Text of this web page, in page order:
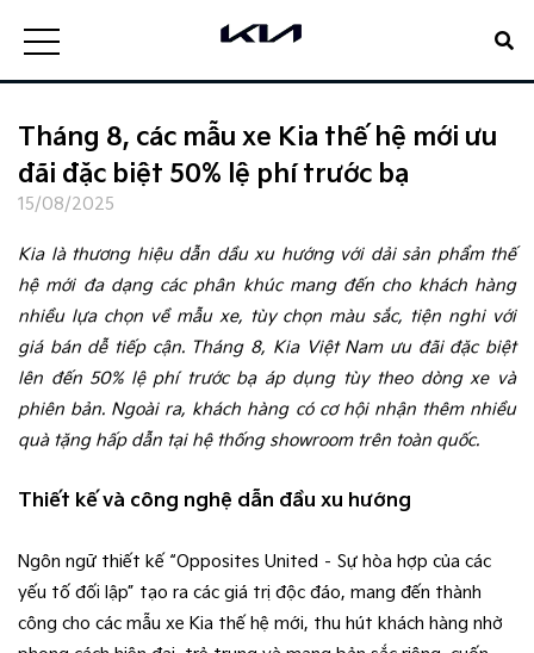
Tháng 8, các mẫu xe Kia thế hệ mới ưu
đãi đặc biệt 50% lệ phí trước bạ
15/08/2025
Kia là thương hiệu dẫn dầu xu hướng với dải sản phẩm thế
hệ mới đa dạng các phân khúc mang đến cho khách hàng
nhiều lựa chọn về mẫu xe, tùy chọn màu sắc, tiện nghi với
giá bán dễ tiếp cận. Tháng 8, Kia Việt Nam ưu đãi đặc biệt
lên đến 50% lệ phí trước bạ áp dụng tùy theo dòng xe và
phiên bản. Ngoài ra, khách hàng có cơ hội nhận thêm nhiều
quà tặng hấp dẫn tại hệ thống showroom trên toàn quốc.
Thiết kế và công nghệ dẫn đầu xu hướng
Ngôn ngữ thiết kế “Opposites United – Sự hòa hợp của các
yếu tố đối lập” tạo ra các giá trị độc đáo, mang đến thành
công cho các mẫu xe Kia thế hệ mới, thu hút khách hàng nhờ